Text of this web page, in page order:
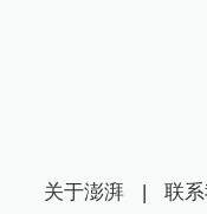
关于澎湃 | 联